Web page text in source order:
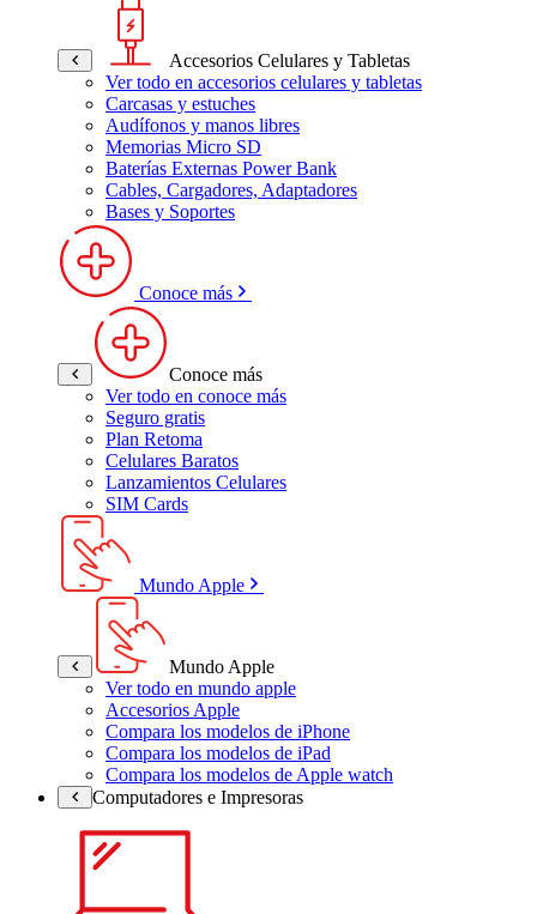
Accesorios Celulares y Tabletas
Ver todo en accesorios celulares y tabletas
Carcasas y estuches
Audífonos y manos libres
Memorias Micro SD
Baterías Externas Power Bank
Cables, Cargadores, Adaptadores
Bases y Soportes
Conoce más
Conoce más
Ver todo en conoce más
Seguro gratis
Plan Retoma
Celulares Baratos
Lanzamientos Celulares
SIM Cards
Mundo Apple
Mundo Apple
Ver todo en mundo apple
Accesorios Apple
Compara los modelos de iPhone
Compara los modelos de iPad
Compara los modelos de Apple watch
Computadores e Impresoras